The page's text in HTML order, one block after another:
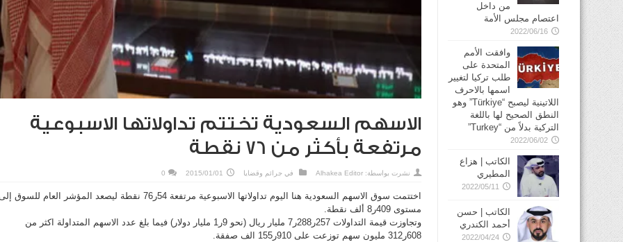
الاسهم السعودية تختتم تداولاتها الاسبوعية
مرتفعة بأكثر من 76 نقطة
نشرت بواسطة: Alhakea Editor في جرائم وقضايا 2015/01/01
0
اختتمت سوق الاسهم السعودية هنا اليوم تداولاتها الاسبوعية مرتفعة 54ر76 نقطة ليصعد المؤشر العام للسوق
مستوى 409ر8 ألف نقطة.
وتجاوزت قيمة التداولات 257ر288ر7 مليار ريال (نحو 9ر1 مليار دولار) فيما بلغ عدد الاسهم المتداولة اكثر من
608ر312 مليون سهم توزعت على 910ر155 الف صفقة.
من داخل
اعتصام مجلس الأمة
2022/06/16
وافقت الأمم
المتحدة على
طلب تركيا لتغيير
اسمها بالاحرف
اللاتينية ليصبح “Türkiye” وهو
النطق الصحيح لها باللغة
التركية بدلاً من “Turkey”
2022/06/02
الكاتب | هزاع
المطيري
2022/05/11
الكاتب | حسن
أحمد الكندري
2022/04/24